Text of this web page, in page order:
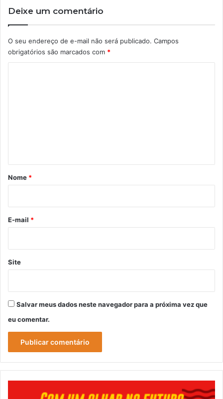
Deixe um comentário
O seu endereço de e-mail não será publicado. Campos
obrigatórios são marcados com *
r
*
Nome *
E-mail *
Site
Salvar meus dados neste navegador para a próxima vez que
eu comentar.